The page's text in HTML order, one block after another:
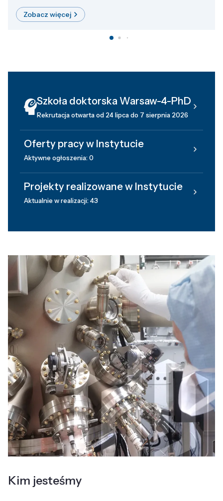
Zobacz więcej
Szkoła doktorska Warsaw-4-PhD
Rekrutacja otwarta od 24 lipca do 7 sierpnia 2026
Oferty pracy w Instytucie
Aktywne ogłoszenia: 0
Projekty realizowane w Instytucie
Aktualnie w realizacji: 43
Kim jesteśmy